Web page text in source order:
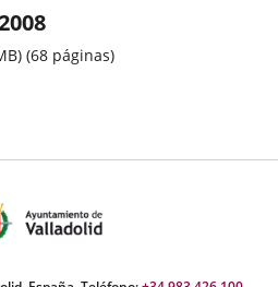
(68 páginas)